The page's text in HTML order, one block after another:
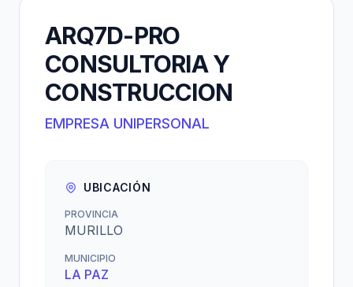
ARQ7D-PRO
CONSULTORIA Y
CONSTRUCCION
EMPRESA UNIPERSONAL
UBICACIÓN
PROVINCIA
MURILLO
MUNICIPIO
LA PAZ